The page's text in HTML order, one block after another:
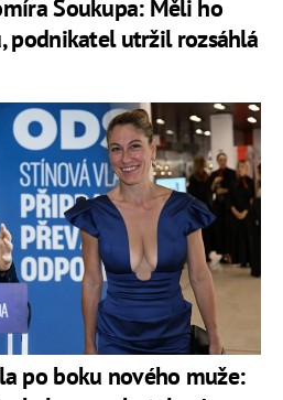
Soukupa: Měli ho
podnikatel utržil rozsáhlá
po boku nového muže: